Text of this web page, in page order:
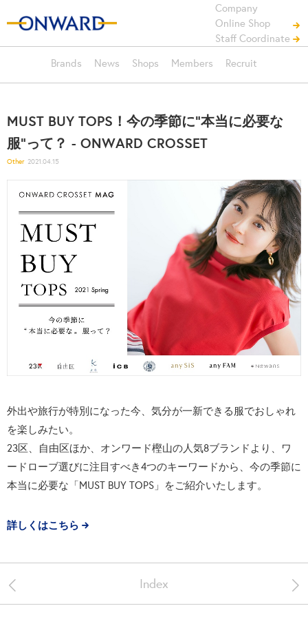
Company
Online Shop
Staff Coordinate
Brands
News Shops Members Recruit
MUST BUY TOPS！今の季節に"本当に必要な
服"って？ - ONWARD CROSSET
Other 2021.04.15
外出や旅行が特別になった今、気分が一新できる服でおしゃれ
を楽しみたい。
23区、自由区ほか、オンワード樫山の人気8ブランドより、ワ
ードローブ選びに注目すべき4つのキーワードから、今の季節に
本当に必要な「MUST BUY TOPS」をご紹介いたします。
詳しくはこちら
< >
Index